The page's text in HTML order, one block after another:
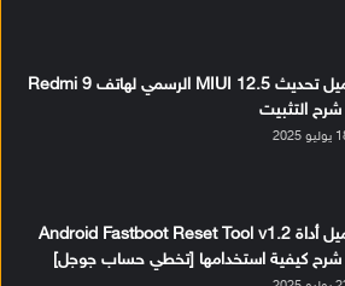
تحميل تحديث MIUI 12.5 الرسمي لهاتف Redmi 9
التثبيت
2025
تحميل أداة Android Fastboot Reset Tool v1.2
كيفية استخدامها [تخطي حساب جوجل]